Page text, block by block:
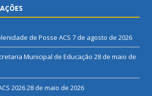
de Posse ACS 7 de agosto de 2026
Municipal de Educação 28 de maio de
202628 de maio de 2026